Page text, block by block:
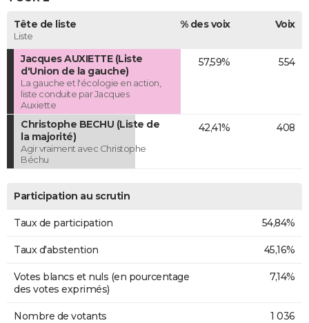
Tête de liste
Liste
% des voix Voix
Jacques AUXIETTE (Liste
d'Union de la gauche)
La gauche et l'écologie en action,
liste conduite par Jacques
Auxiette
57,59% 554
Christophe BECHU (Liste de
la majorité)
Agir vraiment avec Christophe
Béchu
42,41% 408
Participation au scrutin
Taux de participation 54,84%
Taux d'abstention 45,16%
Votes blancs et nuls (en pourcentage
des votes exprimés)
7,14%
Nombre de votants 1 036